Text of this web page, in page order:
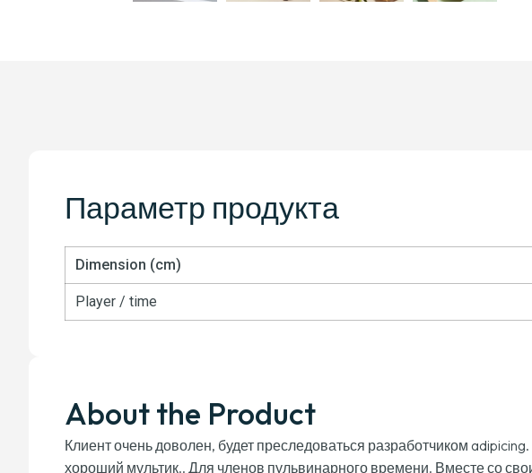
Параметр продукта
Dimension (cm)
Player /time
About the Product
Клиент очень доволен, будет преследоваться разработчиком
хороший мультик.. Для членов пульвинарного времени. Вместе со